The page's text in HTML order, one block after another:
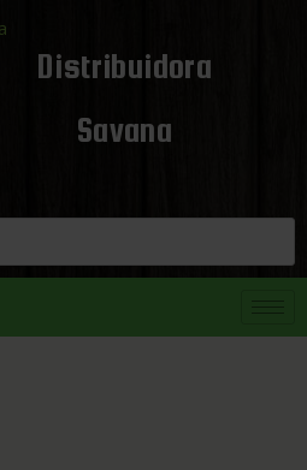
Distribuidora
Savana